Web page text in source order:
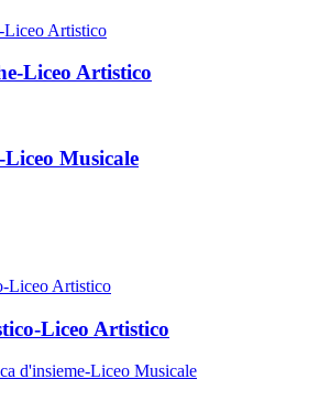
Liceo Artistico
Musicale
Liceo Artistico